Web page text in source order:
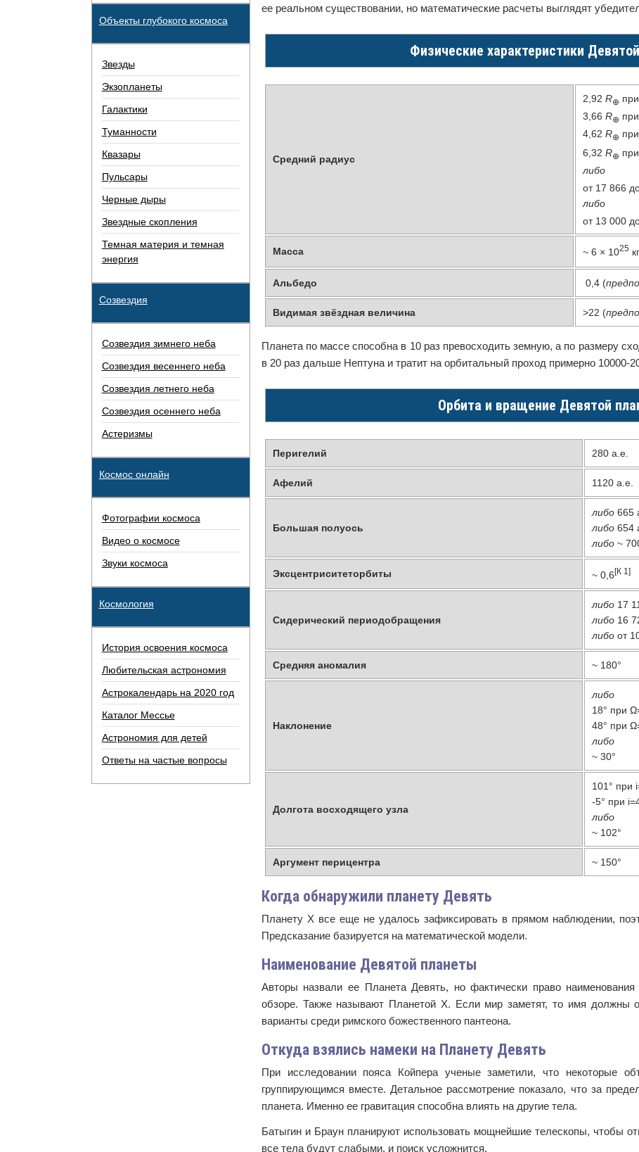
ее реальном существовании, но математические расчеты выглядят
Физические характеристики
Средний радиус
2,92R⊕
3,66R⊕
4,62R⊕
6,32R⊕
либо
от 17 866
либо
от 13 000
Масса ~6 × 1025 кг
Альбедо 0,4 (
Видимая звёздная величина >22 (
Планета по массе способна в 10 раз превосходить земную, а по размеру
в 20 раз дальше Нептуна и тратит на орбитальный проход примерно 10000-
Орбита и вращение Девятой
Перигелий 280 а.е.
Афелий 1120 а.е.
Большая полуось
либо 665
либо 654
либо ~
Эксцентриситеторбиты ~ 0,6[К 1]
Сидерический периодобращения
либо 17
либо 16
либо от
Средняя аномалия ~ 180°
Наклонение
либо
18° при
48° при
либо
~ 30°
Долгота восходящего узла
101° при
-5° при
либо
~ 102°
Аргумент перицентра ~ 150°
Когда обнаружили планету Девять
Планету Х все еще не удалось зафиксировать в прямом наблюдении,
Предсказание базируется на математической модели.
Наименование Девятой планеты
Авторы назвали ее Планета Девять, но фактически право
обзоре. Также называют Планетой Х. Если мир заметят, то имя
варианты среди римского божественного пантеона.
Откуда взялись намеки на Планету Девять
При исследовании пояса Койпера ученые заметили, что некоторые
группирующимся вместе. Детальное рассмотрение показало, что за
планета. Именно ее гравитация способна влиять на другие тела.
Батыгин и Браун планируют использовать мощнейшие телескопы, чтобы
все тела будут слабыми, и поиск усложнится.
Объекты глубокого космоса
Звезды
Экзопланеты
Галактики
Туманности
Квазары
Пульсары
Черные дыры
Звездные скопления
Темная материя и темная
энергия
Созвездия
Созвездия зимнего неба
Созвездия весеннего неба
Созвездия летнего неба
Созвездия осеннего неба
Астеризмы
Космос онлайн
Фотографии космоса
Видео о космосе
Звуки космоса
Космология
История освоения космоса
Любительская астрономия
Астрокалендарь на 2020 год
Каталог Мессье
Астрономия для детей
Ответы на частые вопросы